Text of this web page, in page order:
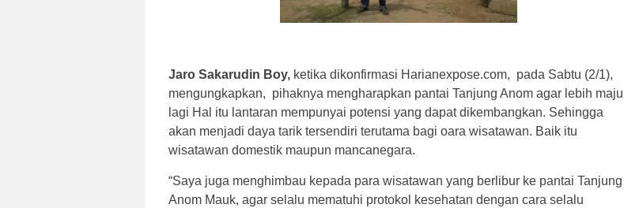
Jaro Sakarudin Boy, ketika dikonfirmasi Harianexpose.com, pada Sabtu (2/1),
mengungkapkan, pihaknya mengharapkan pantai Tanjung Anom agar lebih maju
lagi Hal itu lantaran mempunyai potensi yang dapat dikembangkan. Sehingga
akan menjadi daya tarik tersendiri terutama bagi oara wisatawan. Baik itu
wisatawan domestik maupun mancanegara.
“Saya juga menghimbau kepada para wisatawan yang berlibur ke pantai Tanjung
Anom Mauk, agar selalu mematuhi protokol kesehatan dengan cara selalu